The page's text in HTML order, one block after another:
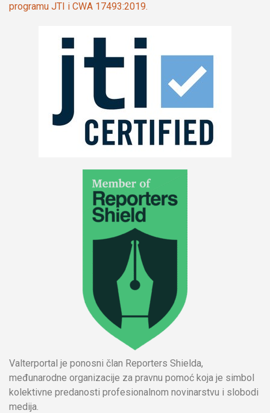
programu JTI i CWA 17493:2019.
Valterportal je ponosni član Reporters Shielda,
međunarodne organizacije za pravnu pomoć koja je simbol
kolektivne predanosti profesionalnom novinarstvu i slobodi
medija.